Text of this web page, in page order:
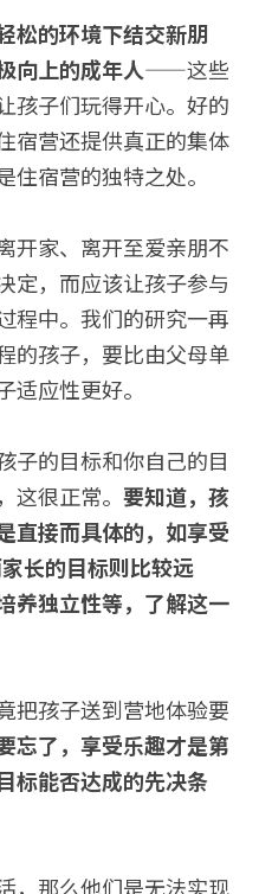
松的环境下结交新朋
向上的成年人——这些
孩子们玩得开心。好的
宿营还提供真正的集体
住宿营的独特之处。
开家、离开至爱亲朋不
定，而应该让孩子参与
程中。我们的研究一再
的孩子，要比由父母单
适应性更好。
子的目标和你自己的目
这很正常。 要知道，孩
直接而具体的，如享受
长的目标则比较远
养独立性等，了解这一
把孩子送到营地体验要
忘了，享受乐趣才是第
标能否达成的先决条
，那么他们是无法实现